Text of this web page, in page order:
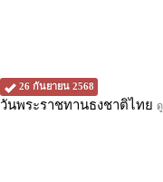
26 กันยายน 2568
วันพระราชทานธงชาติไทย